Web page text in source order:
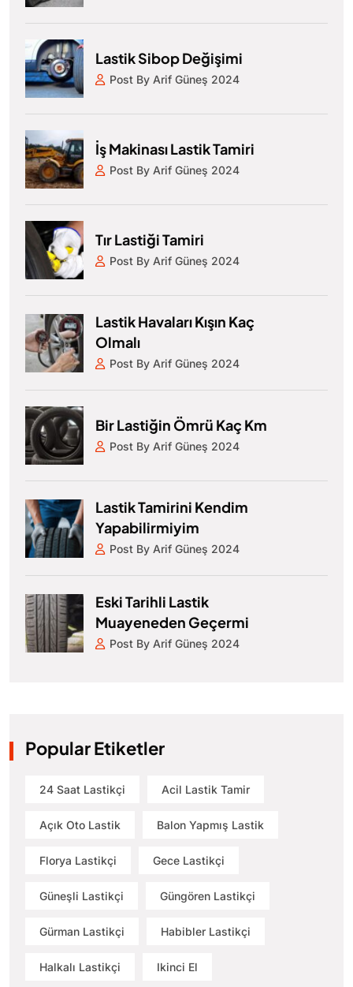
Lastik Sibop Değişimi
Post By Arif Güneş 2024
İş Makinası Lastik Tamiri
Post By Arif Güneş 2024
Tır Lastiği Tamiri
Post By Arif Güneş 2024
Lastik Havaları Kışın Kaç
Olmalı
Post By Arif Güneş 2024
Bir Lastiğin Ömrü Kaç Km
Post By Arif Güneş 2024
Lastik Tamirini Kendim
Yapabilirmiyim
Post By Arif Güneş 2024
Eski Tarihli Lastik
Muayeneden Geçermi
Post By Arif Güneş 2024
Popular Etiketler
24 Saat Lastikçi Acil Lastik Tamir
Açık Oto Lastik Balon Yapmış Lastik
Florya Lastikçi Gece Lastikçi
Güneşli Lastikçi Güngören Lastikçi
Gürman Lastikçi Habibler Lastikçi
Halkalı Lastikçi Ikinci El